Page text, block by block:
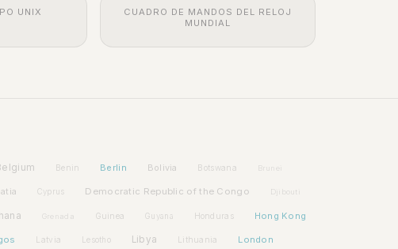
UNIX
CUADRO DE MANDOS DEL RELOJ
MUNDIAL
Benin Berlin Bolivia Botswana Brunei
Cyprus Democratic Republic of the Congo Djibouti
Grenada Guinea Guyana Honduras Hong Kong
Latvia Lesotho Libya Lithuania London